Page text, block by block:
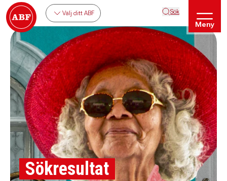
Välj ditt ABF Sök
Meny
Sökresultat